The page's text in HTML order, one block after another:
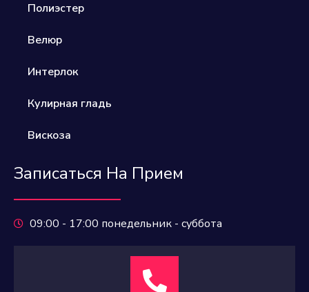
Полиэстер​
Велюр​
Интерлок
Кулирная гладь
Вискоза
Записаться На Прием
09:00 - 17:00 понедельник - суббота